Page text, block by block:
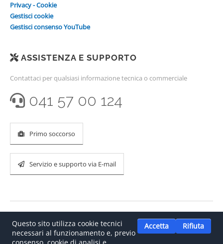
Privacy - Cookie
Gestisci cookie
Gestisci consenso YouTube
ASSISTENZA E SUPPORTO
Contattaci per qualsiasi informazione tecnica o commerciale
041 57 00 124
Primo soccorso
Servizio e supporto via E-mail
Questo sito utilizza cookie tecnici
necessari al funzionamento e, previo
Accetta Rifiuta